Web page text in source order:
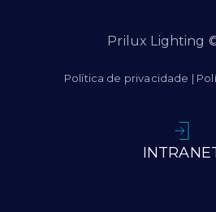
Prilux Lighting
Política de privacidade |